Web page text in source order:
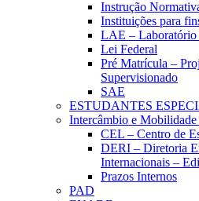
Instrução
Instituições para
LAE – Laboratório
Lei Federal
Pré Matrícula –
Supervisionado
SAE
ESTUDANTES
Intercâmbio e Mobilidade
CEL – Centro de
DERI – Diretoria
Internacionais –
Prazos Internos
PAD